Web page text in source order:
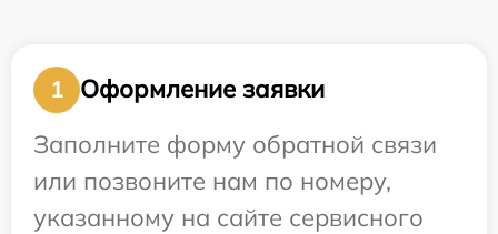
1
Оформление заявки
Заполните форму обратной связи
или позвоните нам по номеру,
указанному на сайте сервисного